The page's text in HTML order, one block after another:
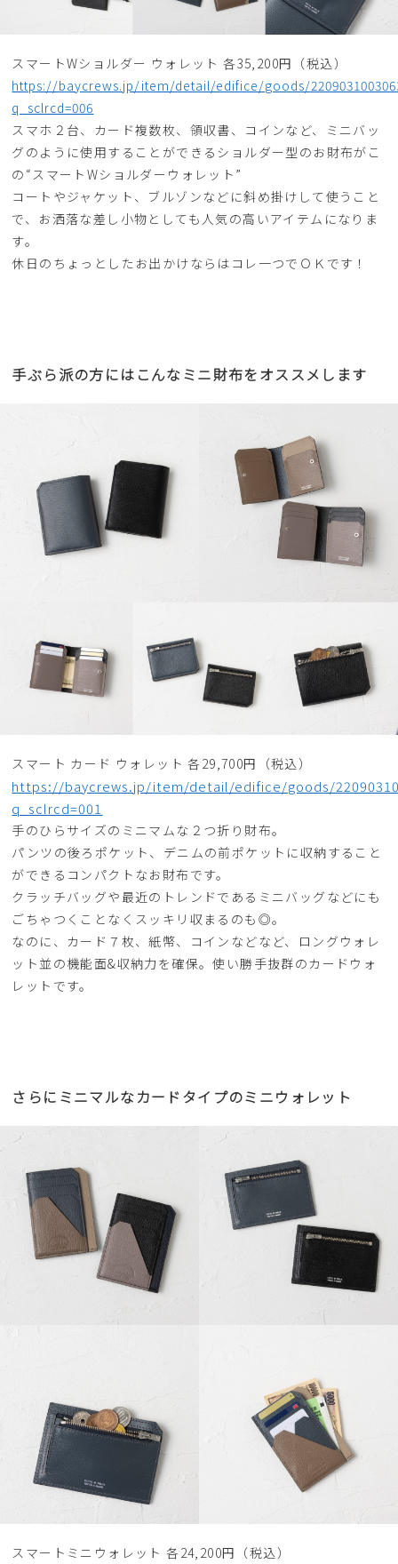
スマートWショルダー ウォレット 各35,200円（税込）
https://baycrews.jp/item/detail/edifice/goods/
q_sclrcd=006
スマホ２台、カード複数枚、領収書、コインなど、ミニバッ
グのように使用することができるショルダー型のお財布がこ
の“スマートWショルダーウォレット”
コートやジャケット、ブルゾンなどに斜め掛けして使うこと
で、お洒落な差し小物としても人気の高いアイテムになりま
す。
休日のちょっとしたお出かけならはコレ一つでＯＫです！
手ぶら派の方にはこんなミニ財布をオススメします
スマート カード ウォレット 各29,700円（税込）
https://baycrews.jp/item/detail/edifice/goods/
q_sclrcd=001
手のひらサイズのミニマムな２つ折り財布。
パンツの後ろポケット、デニムの前ポケットに収納すること
ができるコンパクトなお財布です。
クラッチバッグや最近のトレンドであるミニバッグなどにも
ごちゃつくことなくスッキリ収まるのも◎。
なのに、カード７枚、紙幣、コインなどなど、ロングウォレ
ット並の機能面&収納力を確保。使い勝手抜群のカードウォ
レットです。
さらにミニマルなカードタイプのミニウォレット
スマートミニウォレット 各24,200円（税込）